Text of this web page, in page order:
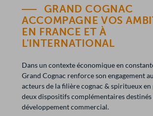
GRAND COGNAC
ACCOMPAGNE VOS
EN FRANCE ET À
L'INTERNATIONAL
Dans un contexte économique en
Grand Cognac renforce son engagement
acteurs de la filière cognac & spiritueux
deux dispositifs complémentaires
développement commercial.